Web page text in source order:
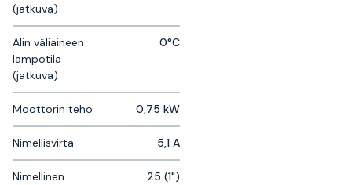
(jatkuva)
Alin väliaineen
lämpötila
(jatkuva)
0°C
Moottorin teho 0,75 kW
Nimellisvirta 5,1 A
Nimellinen
25 (1")